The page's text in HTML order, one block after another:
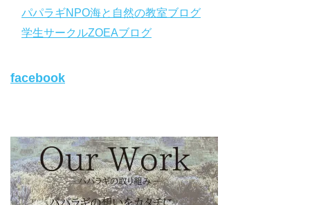
ode
【パパラギダイビングスクール ホームページ】
https://www.papalagi.co.jp
旬な海の情報はコチラから！
日々の活動状況や報告はXで公開中！
https://x.com/papalagidivers?s=20
【パパラギダイビングスクール Blog
】
お得なイベント告知やツアー情報を知りたい方へ
https://papalagi-blog.com/
パパラギNPO海と自然の教室ブログ
学生サークルZOEAブログ
facebook